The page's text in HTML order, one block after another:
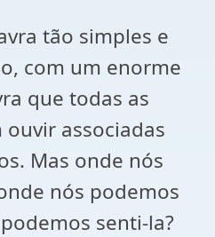
tão simples e
com um enorme
que todas as
associadas
Mas onde nós
nós podemos
senti-la?